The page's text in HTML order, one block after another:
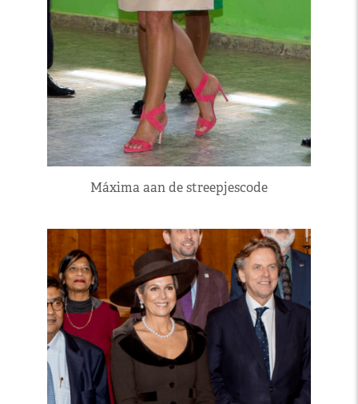
Máxima aan de streepjescode